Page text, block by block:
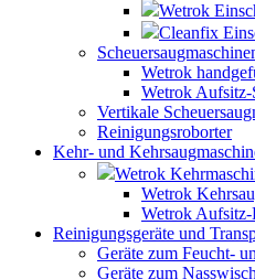
Wetrok
Cleanfix
Wetrok
Wetrok Aufsitz-
Vertikale
Reinigungsroborter
Kehr- und
Wetrok
Wetrok
Wetrok Aufsitz-
Reinigungsgeräte und
Geräte zum Feucht-
Geräte zum